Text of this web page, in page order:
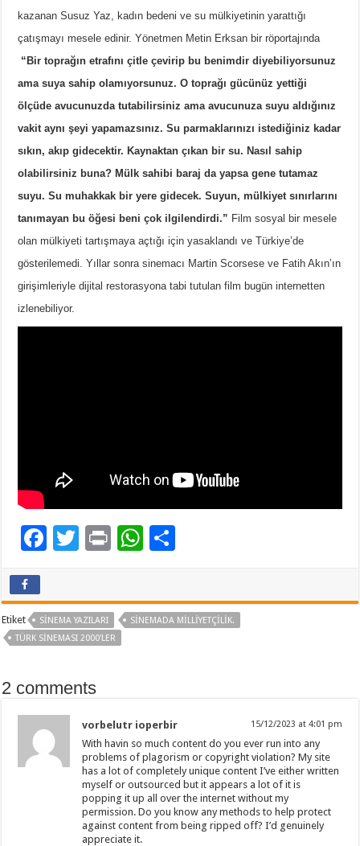
kazanan Susuz Yaz, kadın bedeni ve su mülkiyetinin yarattığı
çatışmayı mesele edinir. Yönetmen Metin Erksan bir röportajında
“ Bir toprağın etrafını çitle çevirip bu benimdir diyebiliyorsunuz
ama suya sahip olamıyorsunuz. O toprağı gücünüz yettiği
ölçüde avucunuzda tutabilirsiniz ama avucunuza suyu aldığınız
vakit aynı şeyi yapamazsınız. Su parmaklarınızı istediğiniz kadar
sıkın, akıp gidecektir. Kaynaktan çıkan bir su. Nasıl sahip
olabilirsiniz buna? Mülk sahibi baraj da yapsa gene tutamaz
suyu. Su muhakkak bir yere gidecek. Suyun, mülkiyet sınırlarını
tanımayan bu öğesi beni çok ilgilendirdi.” Film sosyal bir mesele
olan mülkiyeti tartışmaya açtığı için yasaklandı ve Türkiye’de
gösterilemedi. Yıllar sonra sinemacı Martin Scorsese ve Fatih Akın’ın
girişimleriyle dijital restorasyona tabi tutulan film bugün internetten
izlenebiliyor.
F
b
o
k
T
er
Pr W
sA aş
Etiket SINEMA YAZILARI
SINEMADA MILLIYETÇILIK.
TÜRK SINEMASI 2000'LER
2 comments
vorbelutr ioperbir 15/12/2023 at 4:01 pm
With havin so much content do you ever run into any
problems of plagorism or copyright violation? My site
has a lot of completely unique content I’ve either written
myself or outsourced but it appears a lot of it is
popping it up all over the internet without my
permission. Do you know any methods to help protect
against content from being ripped off? I’d genuinely
appreciate it.